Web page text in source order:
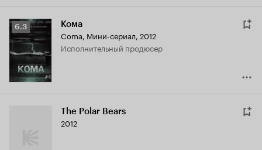
Рейтинг
Кинопоиска
6.3 Кома
Coma, Мини-сериал, 2012
исполнительный продюсер
The Polar Bears
2012